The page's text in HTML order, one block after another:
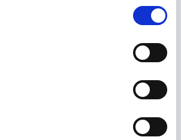
Eiweiß im Urin?